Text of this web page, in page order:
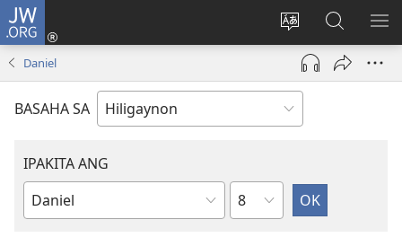
JW.ORG
Islan
ang
lenguahe
sang
site
Mag-
log
(opens
new
Mangita
sa
JW.ORG
Daniel
BASAHA SA
IPAKITA ANG
Libro
Kapitulo